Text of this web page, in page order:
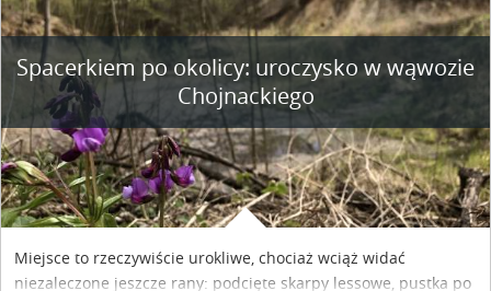
Spacerkiem po okolicy: uroczysko w wąwozie
Chojnackiego
Miejsce to rzeczywiście urokliwe, chociaż wciąż widać
niezaleczone jeszcze rany: podcięte skarpy lessowe, pustka po